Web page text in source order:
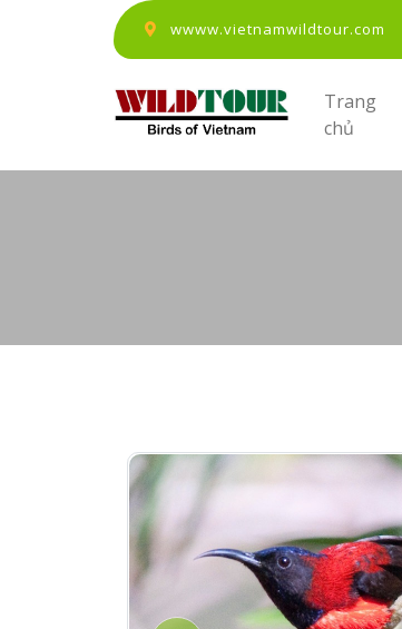
wwww.vietnamwildtour.com
Trang
chủ